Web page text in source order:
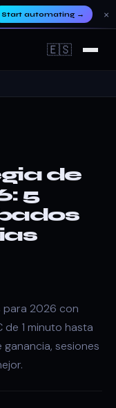
Start automating→ ×
🇪🇸
de
5
para 2026 con
de 1 minuto hasta
ganancia, sesiones